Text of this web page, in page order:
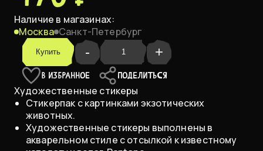
Наличие в магазинах:
Москва Санкт-Петербург
Купить - +
В ИЗБРАННОЕ ПОДЕЛИТЬСЯ
Художественные стикеры
Стикерпак с картинками экзотических
животных.
Художественные стикеры выполнены в
акварельном стиле с отсылкой к известному